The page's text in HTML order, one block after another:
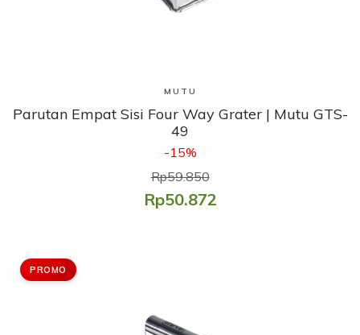
Lihat Produk
MUTU
Parutan Empat Sisi Four Way Grater | Mutu GTS-
49
-15%
Rp59.850
Rp50.872
PROMO